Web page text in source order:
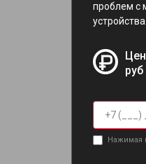
проблем с
устройства.
руб
Нажимая